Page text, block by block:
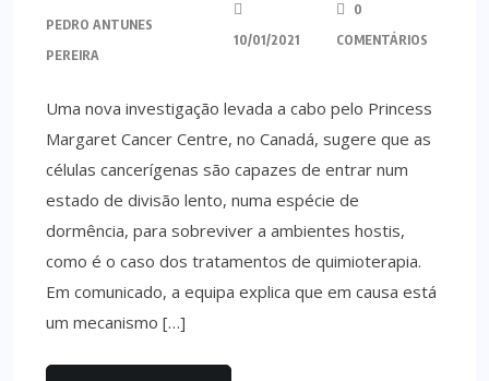
PEDRO ANTUNES
PEREIRA
10/01/2021
0
COMENTÁRIOS
Uma nova investigação levada a cabo pelo Princess
Margaret Cancer Centre, no Canadá, sugere que as
células cancerígenas são capazes de entrar num
estado de divisão lento, numa espécie de
dormência, para sobreviver a ambientes hostis,
como é o caso dos tratamentos de quimioterapia.
Em comunicado, a equipa explica que em causa está
um mecanismo […]